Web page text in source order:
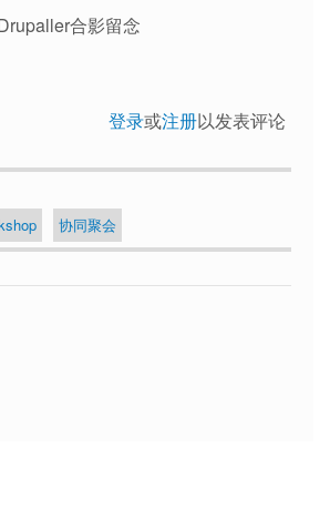
合影留念
登录或注册以发表评论
协同聚会